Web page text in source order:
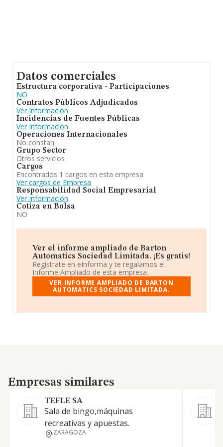
Datos comerciales
Estructura corporativa - Participaciones
NO
Contratos Públicos Adjudicados
Ver Información
Incidencias de Fuentes Públicas
Ver Información
Operaciones Internacionales
No constan
Grupo Sector
Otros servicios
Cargos
Encontrados 1 cargos en esta empresa
Ver cargos de Empresa
Responsabilidad Social Empresarial
Ver Información
Cotiza en Bolsa
NO
Ver el informe ampliado de Barton
Automatics Sociedad Limitada. ¡Es gratis!
Regístrate en eInforma y te regalamos el
Informe Ampliado de esta empresa.
VER INFORME AMPLIADO DE BARTON
AUTOMATICS SOCIEDAD LIMITADA.
Empresas similares
Empresas similares
TEFLE SA
Sala de bingo,máquinas
recreativas y apuestas.
ZARAGOZA